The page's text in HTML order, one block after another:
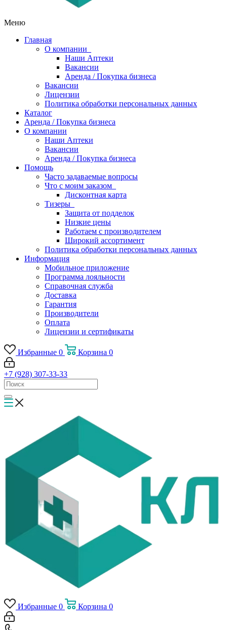
Меню
Главная
О компании
Наши Аптеки
Вакансии
Аренда / Покупка бизнеса
Вакансии
Лицензии
Политика обработки персональных данных
Каталог
Аренда / Покупка бизнеса
О компании
Наши Аптеки
Вакансии
Аренда / Покупка бизнеса
Помощь
Часто задаваемые вопросы
Что с моим заказом
Дисконтная карта
Тизеры
Защита от подделок
Низкие цены
Работаем с производителем
Широкий ассортимент
Политика обработки персональных данных
Информация
Мобильное приложение
Программа лояльности
Справочная служба
Доставка
Гарантия
Производители
Оплата
Лицензии и сертификаты
Избранные 0 Корзина 0
+7 (928) 307-33-33
Избранные 0 Корзина 0